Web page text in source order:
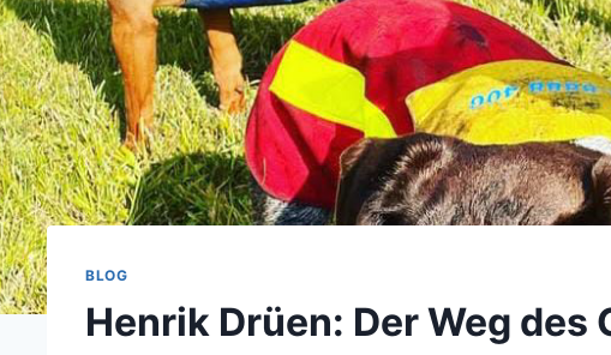
BLOG
Henrik Drüen: Der Weg